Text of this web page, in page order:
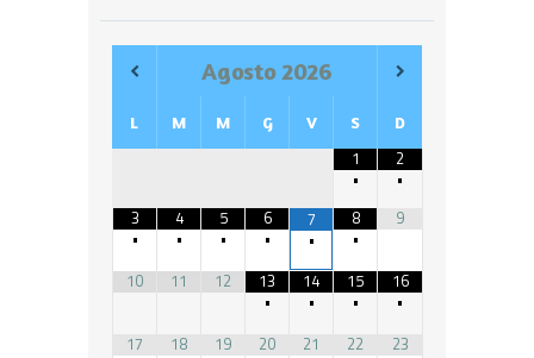
Agosto2026
L M M G V S D
1
•
2
•
3
•
4
•
5
•
6
•
7
•
8
•
9
10 11 12
13
•
14
•
15
•
16
•
17
18 19 20 21 22 23